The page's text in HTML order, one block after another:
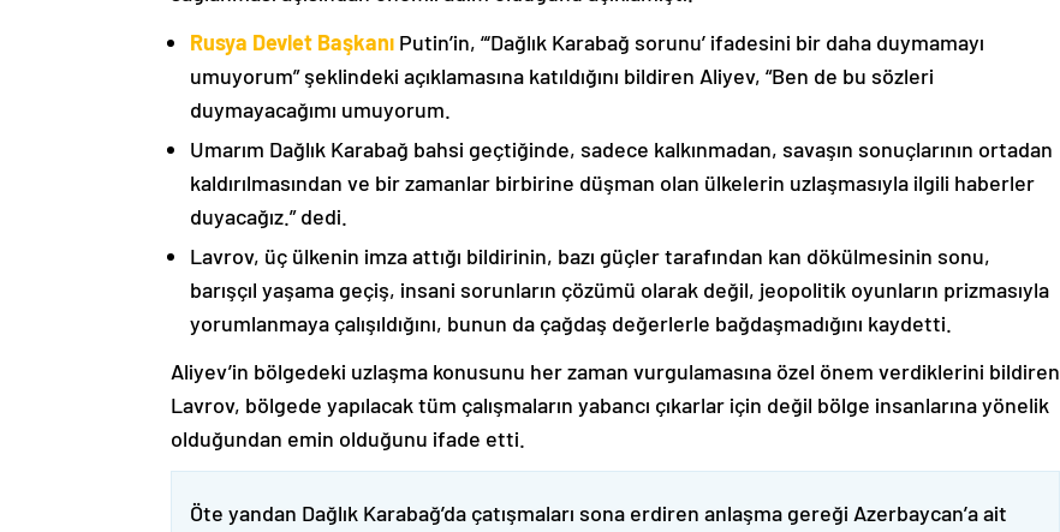
Rusya Devlet Başkanı Putin’in, “‘Dağlık Karabağ sorunu’ ifadesini bir daha duymamayı
umuyorum” şeklindeki açıklamasına katıldığını bildiren Aliyev, “Ben de bu sözleri
duymayacağımı umuyorum.
Umarım Dağlık Karabağ bahsi geçtiğinde, sadece kalkınmadan, savaşın sonuçlarının ortadan
kaldırılmasından ve bir zamanlar birbirine düşman olan ülkelerin uzlaşmasıyla ilgili haberler
duyacağız.” dedi.
Lavrov, üç ülkenin imza attığı bildirinin, bazı güçler tarafından kan dökülmesinin sonu,
barışçıl yaşama geçiş, insani sorunların çözümü olarak değil, jeopolitik oyunların prizmasıyla
yorumlanmaya çalışıldığını, bunun da çağdaş değerlerle bağdaşmadığını kaydetti.
Aliyev’in bölgedeki uzlaşma konusunu her zaman vurgulamasına özel önem verdiklerini bildiren
Lavrov, bölgede yapılacak tüm çalışmaların yabancı çıkarlar için değil bölge insanlarına yönelik
olduğundan emin olduğunu ifade etti.
Öte yandan Dağlık Karabağ’da çatışmaları sona erdiren anlaşma gereği Azerbaycan’a ait